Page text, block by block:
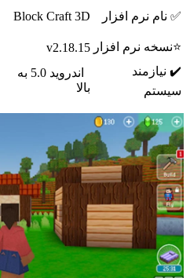
✅ نام نرم افزار Block Craft 3D
⭐نسخه نرم افزار v2.18.15
✔️ نیازمند
سیستم
اندروید 5.0 به
بالا